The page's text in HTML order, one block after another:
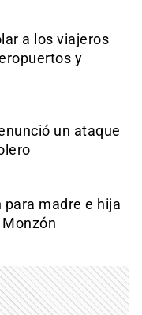
a los viajeros
y
un ataque
para madre e hija